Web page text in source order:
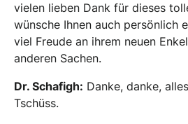
vielen lieben Dank für dieses
wünsche Ihnen auch persönlich
viel Freude an ihrem neuen
anderen Sachen.
Dr. Schafigh: Danke, danke,
Tschüss.